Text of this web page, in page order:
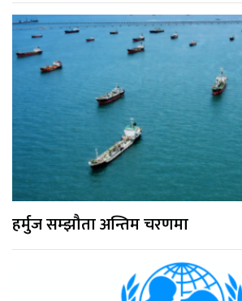
हर्मुज सम्झौता अन्तिम चरणमा